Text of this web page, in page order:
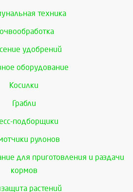
техника
удобрений
оборудование
Косилки
Грабли
подборщики
рулонов
для приготовления и раздачи
кормов
растений